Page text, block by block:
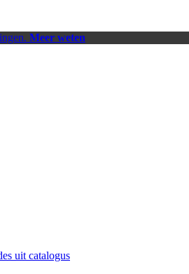
Meer weten
uit catalogus